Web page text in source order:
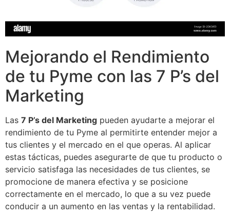
Mejorando el Rendimiento
de tu Pyme con las 7 P’s del
Marketing
Las 7 P’s del Marketing pueden ayudarte a mejorar el
rendimiento de tu Pyme al permitirte entender mejor a
tus clientes y el mercado en el que operas. Al aplicar
estas tácticas, puedes asegurarte de que tu producto o
servicio satisfaga las necesidades de tus clientes, se
promocione de manera efectiva y se posicione
correctamente en el mercado, lo que a su vez puede
conducir a un aumento en las ventas y la rentabilidad.